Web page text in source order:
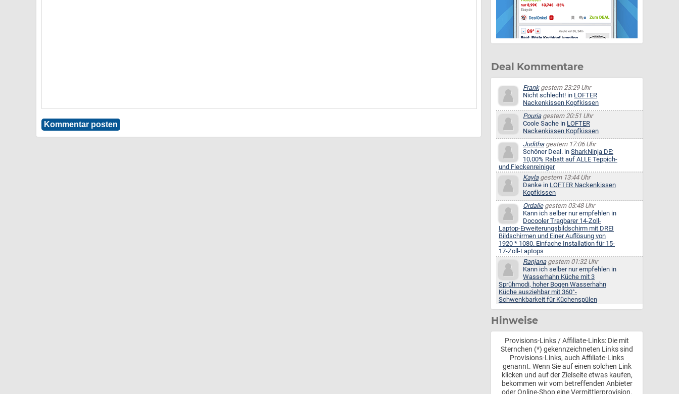
Deal Kommentare
Frankgestern 23:29 Uhr
Nicht schlecht! in LOFTER
Nackenkissen Kopfkissen
Pouriagestern 20:51 Uhr
Coole Sache in LOFTER
Nackenkissen Kopfkissen
Judithagestern 17:06 Uhr
Schöner Deal. in SharkNinja DE:
10,00% Rabatt auf ALLE Teppich-
und Fleckenreiniger
Kaylagestern 13:44 Uhr
Danke in LOFTER Nackenkissen
Kopfkissen
Ordaliegestern 03:48 Uhr
Kann ich selber nur empfehlen in
Docooler Tragbarer 14-Zoll-
Laptop-Erweiterungsbildschirm mit DREI
Bildschirmen und Einer Auflösung von
1920 * 1080. Einfache Installation für 15-
17-Zoll-Laptops
Ranjanagestern 01:32 Uhr
Kann ich selber nur empfehlen in
Wasserhahn Küche mit 3
Sprühmodi, hoher Bogen Wasserhahn
Küche ausziehbar mit 360°-
Schwenkbarkeit für Küchenspülen
Hinweise
Provisions-Links / Affiliate-Links: Die mit
Sternchen (*) gekennzeichneten Links sind
Provisions-Links, auch Affiliate-Links
genannt. Wenn Sie auf einen solchen Link
klicken und auf der Zielseite etwas kaufen,
bekommen wir vom betreffenden Anbieter